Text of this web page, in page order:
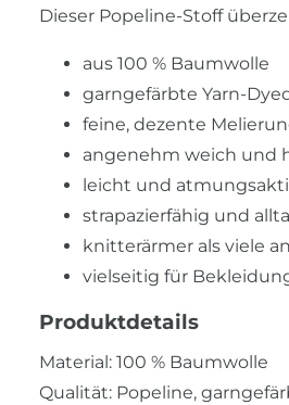
Dieser Popeline-Stoff
aus 100 % Baumwolle
garngefärbte Yarn-
feine, dezente
angenehm weich und
leicht und
strapazierfähig und
knitterärmer als viele
vielseitig für
Produktdetails
Material: 100 % Baumwolle
Qualität: Popeline,